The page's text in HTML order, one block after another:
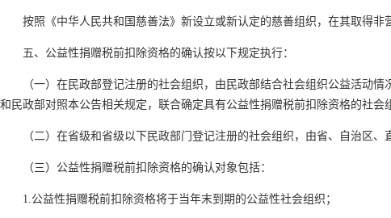
按照《中华人民共和国慈善法》新设立或新认定的慈善组织，在其取得非
五、公益性捐赠税前扣除资格的确认按以下规定执行：
（一）在民政部登记注册的社会组织，由民政部结合社会组织公益活动情
和民政部对照本公告相关规定，联合确定具有公益性捐赠税前扣除资格的社会
（二）在省级和省级以下民政部门登记注册的社会组织，由省、自治区、
（三）公益性捐赠税前扣除资格的确认对象包括：
1.公益性捐赠税前扣除资格将于当年末到期的公益性社会组织；